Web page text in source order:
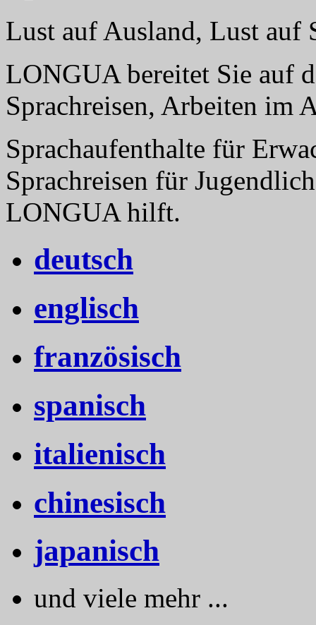
Lust auf Ausland, Lust auf
LONGUA bereitet Sie auf
Sprachreisen, Arbeiten im
Sprachaufenthalte für
Sprachreisen für
LONGUA hilft.
deutsch
englisch
französisch
spanisch
italienisch
chinesisch
japanisch
und viele mehr ...